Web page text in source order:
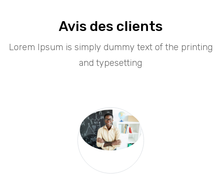
Avis des clients
Lorem Ipsum is simply dummy text of the printing
and typesetting